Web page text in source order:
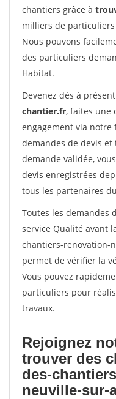
chantiers grâce à
milliers de
Nous pouvons
des particuliers
Habitat.
Devenez dès à
chantier.fr, faites une
engagement via
demandes de devis
demande validée,
devis enregistrées
tous les partenaires
Toutes les demandes
service Qualité avant
chantiers-renovation-
permet de vérifier la
Vous pouvez
particuliers pour
travaux.
Rejoignez
trouver des
des-
neuville-sur-